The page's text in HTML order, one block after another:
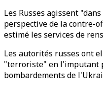
Les Russes agissent
perspective de la contre-
estimé les services de
Les autorités russes ont
"terroriste" en l'imputant
bombardements de